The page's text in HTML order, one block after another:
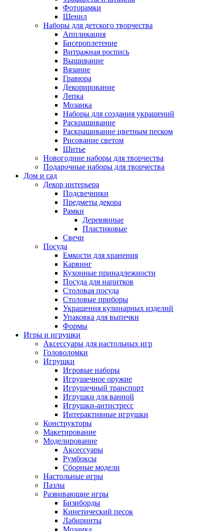
Фоторамки
Шенил
Наборы для детского творчества
Аппликация
Бисероплетение
Витражная роспись
Вышивание
Вязание
Гравюра
Декорирование
Лепка
Мозаика
Наборы для создания украшений
Раскрашивание
Раскрашивание цветным песком
Рисование светом
Шитье
Новогодние наборы для творчества
Подарочные наборы для творчества
Дом и сад
Декор интерьера
Подсвечники
Предметы декора
Рамки
Деревянные
Пластиковые
Свечи
Посуда
Емкости для хранения
Карвинг
Кухонные принадлежности
Посуда для напитков
Столовая посуда
Столовые приборы
Украшения кулинарных изделий
Упаковка для выпечки
Формы
Игры и игрушки
Аксессуары для настольных игр
Головоломки
Игрушки
Игровые наборы
Игрушечное оружие
Игрушечный транспорт
Игрушки для ванной
Игрушки-антистресс
Интерактивные игрушки
Конструкторы
Макетирование
Моделирование
Аксессуары
Румбоксы
Сборные модели
Настольные игры
Пазлы
Развивающие игры
Бизиборды
Кинетический песок
Лабиринты
Мозаика